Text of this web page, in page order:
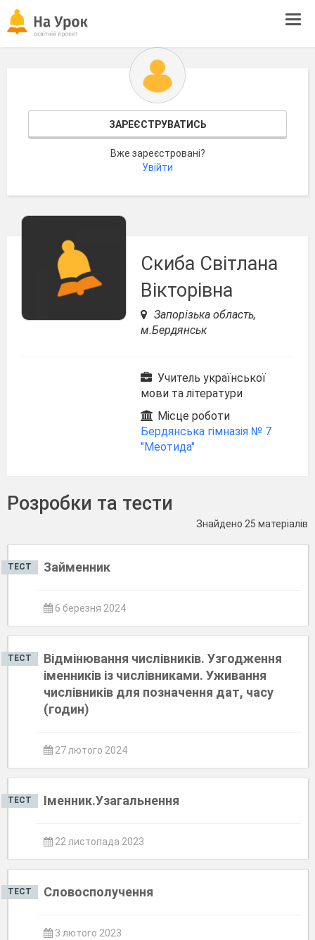
ЗАРЕЄСТРУВАТИСЬ
Вже зареєстровані?
Увійти
Скиба Світлана
Вікторівна
Запорізька область,
м.Бердянськ
Учитель української
мови та літератури
Місце роботи
Бердянська гімназія № 7
"Меотида"
Розробки та тести
Знайдено 25 матеріалів
ТЕСТ Займенник
6 березня 2024
ТЕСТ
Відмінювання числівників. Узгодження
іменників із числівниками. Уживання
числівників для позначення дат, часу
(годин)
27 лютого 2024
ТЕСТ Іменник.Узагальнення
22 листопада 2023
ТЕСТ Словосполучення
3 лютого 2023